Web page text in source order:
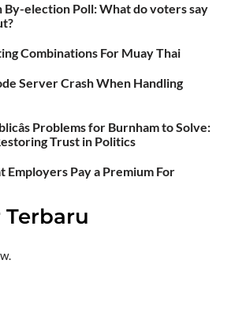
By-election Poll: What do voters say
Combinations For Muay Thai
Server Crash When Handling
Problems for Burnham to Solve:
Trust in Politics
Employers Pay a Premium For